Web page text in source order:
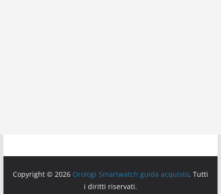
Copyright © 2026 Orologi Smartwatch guida acquisto. Tutti
i diritti riservati.